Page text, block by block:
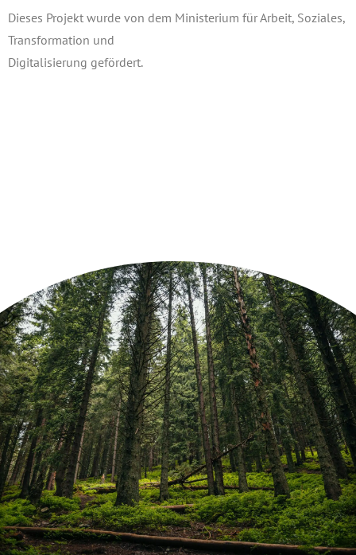
Dieses Projekt wurde von dem Ministerium für Arbeit, Soziales,
Transformation und
Digitalisierung gefördert.